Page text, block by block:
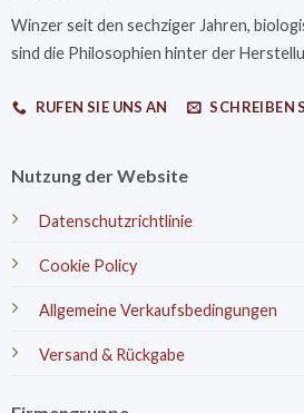
Winzer seit den sechziger Jahren,
sind die Philosophien hinter der
RUFEN SIE UNS AN SCHREIBEN
Nutzung der Website
Datenschutzrichtlinie
Cookie Policy
Allgemeine Verkaufsbedingungen
Versand & Rückgabe